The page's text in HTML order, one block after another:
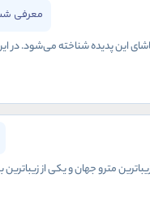
معرفی
مترو جهان و یکی از